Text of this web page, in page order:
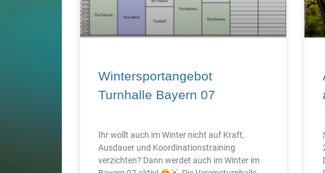
Wintersportangebot
Turnhalle Bayern 07
Ihr wollt auch im Winter nicht auf Kraft,
Ausdauer und Koordinationstraining
verzichten? Dann werdet auch im Winter im